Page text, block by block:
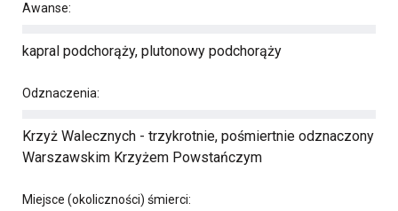
Awanse:
kapral podchorąży, plutonowy podchorąży
Odznaczenia:
Krzyż Walecznych - trzykrotnie, pośmiertnie odznaczony
Warszawskim Krzyżem Powstańczym
Miejsce (okoliczności) śmierci: